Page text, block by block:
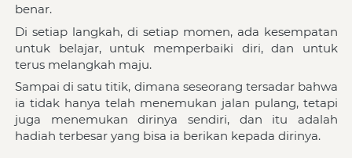
benar.
Di setiap langkah, di setiap momen, ada kesempatan
untuk belajar, untuk memperbaiki diri, dan untuk
terus melangkah maju.
Sampai di satu titik, dimana seseorang tersadar bahwa
ia tidak hanya telah menemukan jalan pulang, tetapi
juga menemukan dirinya sendiri, dan itu adalah
hadiah terbesar yang bisa ia berikan kepada dirinya.